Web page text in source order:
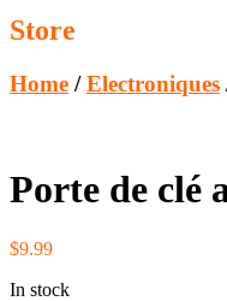
Store
Home /Electroniques
Porte de clé
$9.99
In stock